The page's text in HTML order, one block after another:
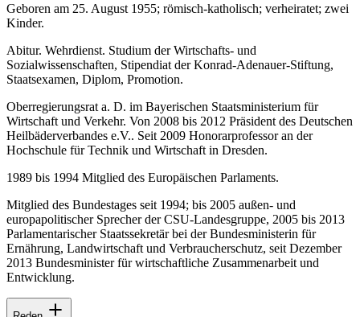
Geboren am 25. August 1955; römisch-katholisch; verheiratet; zwei
Kinder.
Abitur. Wehrdienst. Studium der Wirtschafts- und
Sozialwissenschaften, Stipendiat der Konrad-Adenauer-Stiftung,
Staatsexamen, Diplom, Promotion.
Oberregierungsrat a. D. im Bayerischen Staatsministerium für
Wirtschaft und Verkehr. Von 2008 bis 2012 Präsident des Deutschen
Heilbäderverbandes e.V.. Seit 2009 Honorarprofessor an der
Hochschule für Technik und Wirtschaft in Dresden.
1989 bis 1994 Mitglied des Europäischen Parlaments.
Mitglied des Bundestages seit 1994; bis 2005 außen- und
europapolitischer Sprecher der CSU-Landesgruppe, 2005 bis 2013
Parlamentarischer Staatssekretär bei der Bundesministerin für
Ernährung, Landwirtschaft und Verbraucherschutz, seit Dezember
2013 Bundesminister für wirtschaftliche Zusammenarbeit und
Entwicklung.